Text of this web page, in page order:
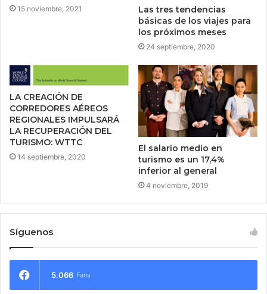
15 noviembre, 2021
Las tres tendencias
básicas de los viajes para
los próximos meses
24 septiembre, 2020
LA CREACIÓN DE
CORREDORES AÉREOS
REGIONALES IMPULSARÁ
LA RECUPERACIÓN DEL
TURISMO: WTTC
14 septiembre, 2020
El salario medio en
turismo es un 17,4%
inferior al general
4 noviembre, 2019
Síguenos
5.066 Fans